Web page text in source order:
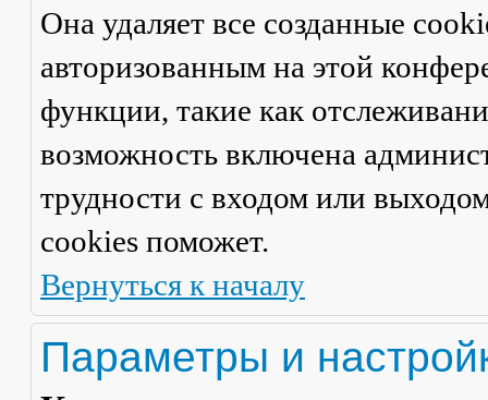
Она удаляет все созданные
авторизованным на этой
функции, такие как
возможность включена
трудности с входом или
cookies поможет.
Вернуться к началу
Параметры и